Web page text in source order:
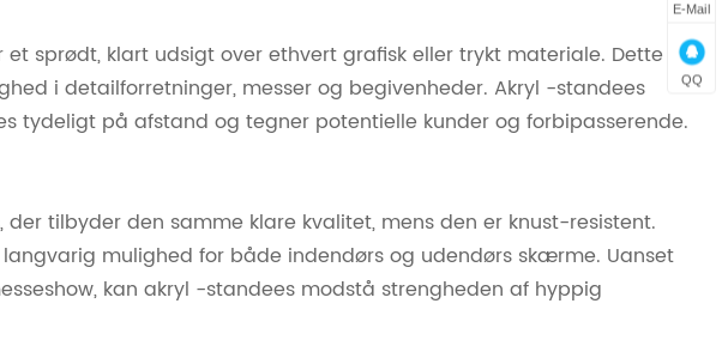
sprødt, klart udsigt over ethvert grafisk eller trykt materiale. Dette
i detailforretninger, messer og begivenheder. Akryl -standees
tydeligt på afstand og tegner potentielle kunder og forbipasserende.
tilbyder den samme klare kvalitet, mens den er knust-resistent.
mulighed for både indendørs og udendørs skærme. Uanset
kan akryl -standees modstå strengheden af ​​hyppig
E-Mail
QQ